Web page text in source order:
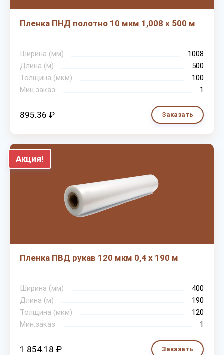
Пленка ПНД полотно 10 мкм 1,008 х 500 м
Ширина (мм)
1008
Длина (м)
500
Толщина (мкм)
100
Мин.заказ
1
895.36 ₽ Заказать
Акция!
Пленка ПВД рукав 120 мкм 0,4 х 190 м
Ширина (мм)
400
Длина (м)
190
Толщина (мкм)
120
Мин.заказ
1
1 854.18 ₽ Заказать